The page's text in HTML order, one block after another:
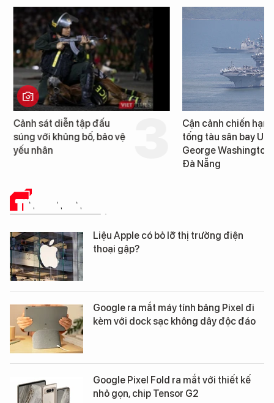
Cảnh sát diễn tập đấu
súng với khủng bố, bảo vệ
yếu nhân
Cận cảnh chiến hạm
tống tàu sân bay USS
George Washington
Đà Nẵng
TIN CÔNG NGHỆ
Liệu Apple có bỏ lỡ thị trường điện
thoại gập?
Google ra mắt máy tính bảng Pixel đi
kèm với dock sạc không dây độc đáo
Google Pixel Fold ra mắt với thiết kế
nhỏ gọn, chip Tensor G2